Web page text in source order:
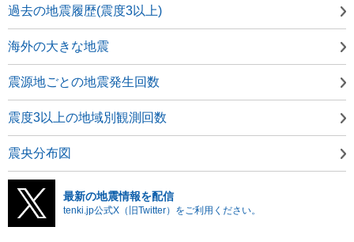
過去の地震履歴(震度3以上)
海外の大きな地震
震源地ごとの地震発生回数
震度3以上の地域別観測回数
震央分布図
最新の地震情報を配信
tenki.jp公式X（旧Twitter）をご利用ください。